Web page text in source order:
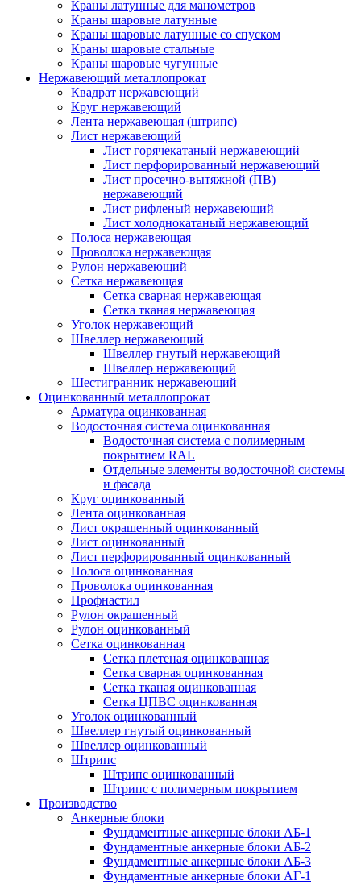
Краны латунные для манометров
Краны шаровые латунные
Краны шаровые латунные со спуском
Краны шаровые стальные
Краны шаровые чугунные
Нержавеющий металлопрокат
Квадрат нержавеющий
Круг нержавеющий
Лента нержавеющая (штрипс)
Лист нержавеющий
Лист горячекатаный нержавеющий
Лист перфорированный нержавеющий
Лист просечно-вытяжной (ПВ)
нержавеющий
Лист рифленый нержавеющий
Лист холоднокатаный нержавеющий
Полоса нержавеющая
Проволока нержавеющая
Рулон нержавеющий
Сетка нержавеющая
Сетка сварная нержавеющая
Сетка тканая нержавеющая
Уголок нержавеющий
Швеллер нержавеющий
Швеллер гнутый нержавеющий
Швеллер нержавеющий
Шестигранник нержавеющий
Оцинкованный металлопрокат
Арматура оцинкованная
Водосточная система оцинкованная
Водосточная система с полимерным
покрытием RAL
Отдельные элементы водосточной системы
и фасада
Круг оцинкованный
Лента оцинкованная
Лист окрашенный оцинкованный
Лист оцинкованный
Лист перфорированный оцинкованный
Полоса оцинкованная
Проволока оцинкованная
Профнастил
Рулон окрашенный
Рулон оцинкованный
Сетка оцинкованная
Сетка плетеная оцинкованная
Сетка сварная оцинкованная
Сетка тканая оцинкованная
Сетка ЦПВС оцинкованная
Уголок оцинкованный
Швеллер гнутый оцинкованный
Швеллер оцинкованный
Штрипс
Штрипс оцинкованный
Штрипс с полимерным покрытием
Производство
Анкерные блоки
Фундаментные анкерные блоки АБ-1
Фундаментные анкерные блоки АБ-2
Фундаментные анкерные блоки АБ-3
Фундаментные анкерные блоки АГ-1